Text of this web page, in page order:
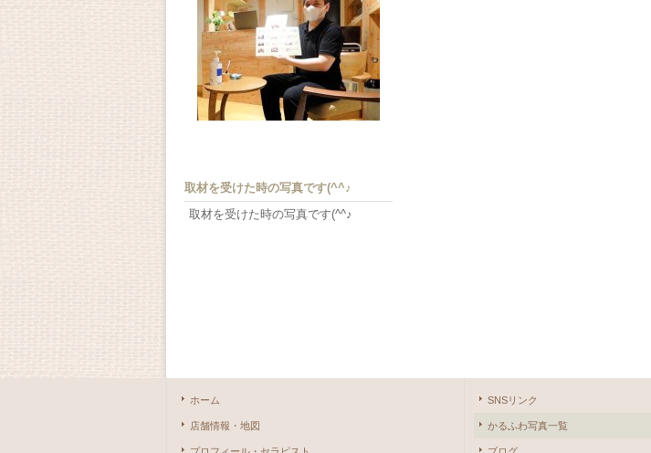
取材を受けた時の写真です(^^♪
取材を受けた時の写真です(^^♪
ホーム
店舗情報・地図
SNSリンク
かるふわ写真一覧